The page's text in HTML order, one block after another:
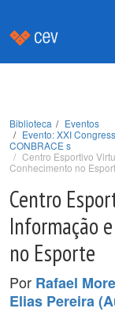
Biblioteca
Eventos
Evento: XXI
CONBRACE s
Centro Esportivo
Conhecimento no
Centro
Informação
no Esporte
Por Rafael
Elias Pereira